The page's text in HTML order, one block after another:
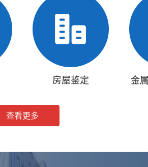
房屋鉴定 金
查看更多